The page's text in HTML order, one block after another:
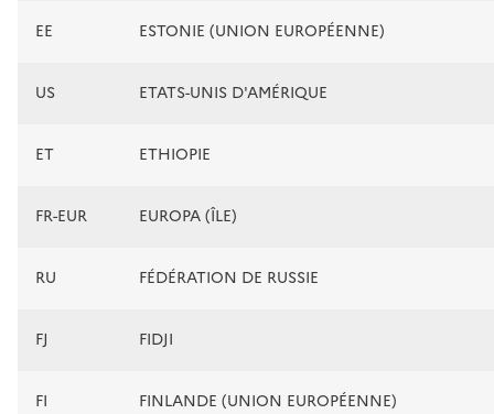
EE ESTONIE (UNION EUROPÉENNE)
US ETATS-UNIS D'AMÉRIQUE
ET ETHIOPIE
FR-EUR EUROPA (ÎLE)
RU FÉDÉRATION DE RUSSIE
FJ FIDJI
FI FINLANDE (UNION EUROPÉENNE)